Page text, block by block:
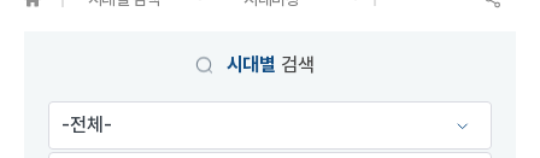
시대별 검색